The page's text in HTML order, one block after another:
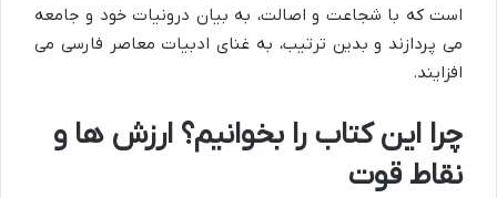
است که با شجاعت و اصالت، به بیان درونیات خود و جامعه
می پردازند و بدین ترتیب، به غنای ادبیات معاصر فارسی می
افزایند.
چرا این کتاب را بخوانیم؟ ارزش ها و
نقاط قوت